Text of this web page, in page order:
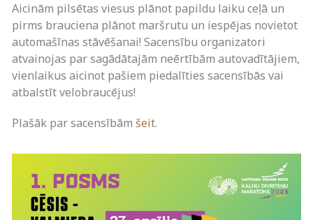
Aicinām pilsētas viesus plānot papildu laiku ceļā un
pirms brauciena plānot maršrutu un iespējas novietot
automašīnas stāvēšanai! Sacensību organizatori
atvainojas par sagādātajām neērtībām autovadītājiem,
vienlaikus aicinot pašiem piedalīties sacensībās vai
atbalstīt velobraucējus!
Plašāk par sacensībām šeit.